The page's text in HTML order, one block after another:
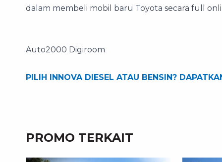
dalam membeli mobil baru Toyota secara full
Auto2000 Digiroom
PILIH INNOVA DIESEL ATAU BENSIN?
PROMO TERKAIT